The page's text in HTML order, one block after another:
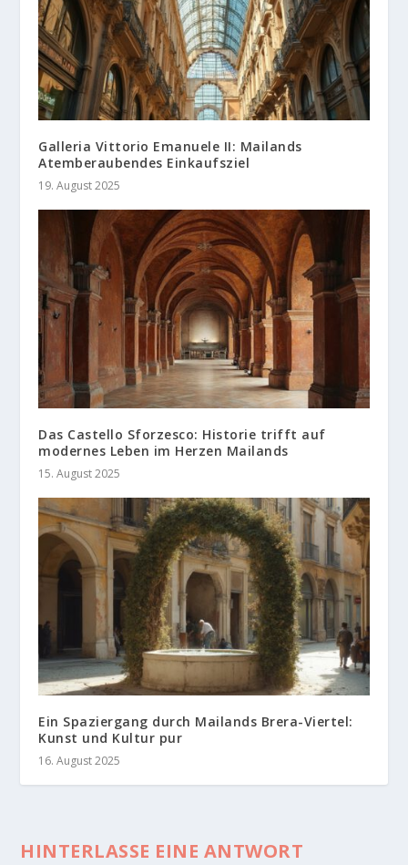
Galleria Vittorio Emanuele II: Mailands
Atemberaubendes Einkaufsziel
19. August 2025
Das Castello Sforzesco: Historie trifft auf
modernes Leben im Herzen Mailands
15. August 2025
Ein Spaziergang durch Mailands Brera-Viertel:
Kunst und Kultur pur
16. August 2025
HINTERLASSE EINE ANTWORT